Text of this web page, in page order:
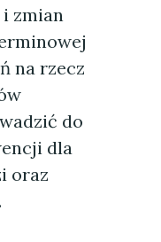
i zmian
na rzecz
do
dla
oraz